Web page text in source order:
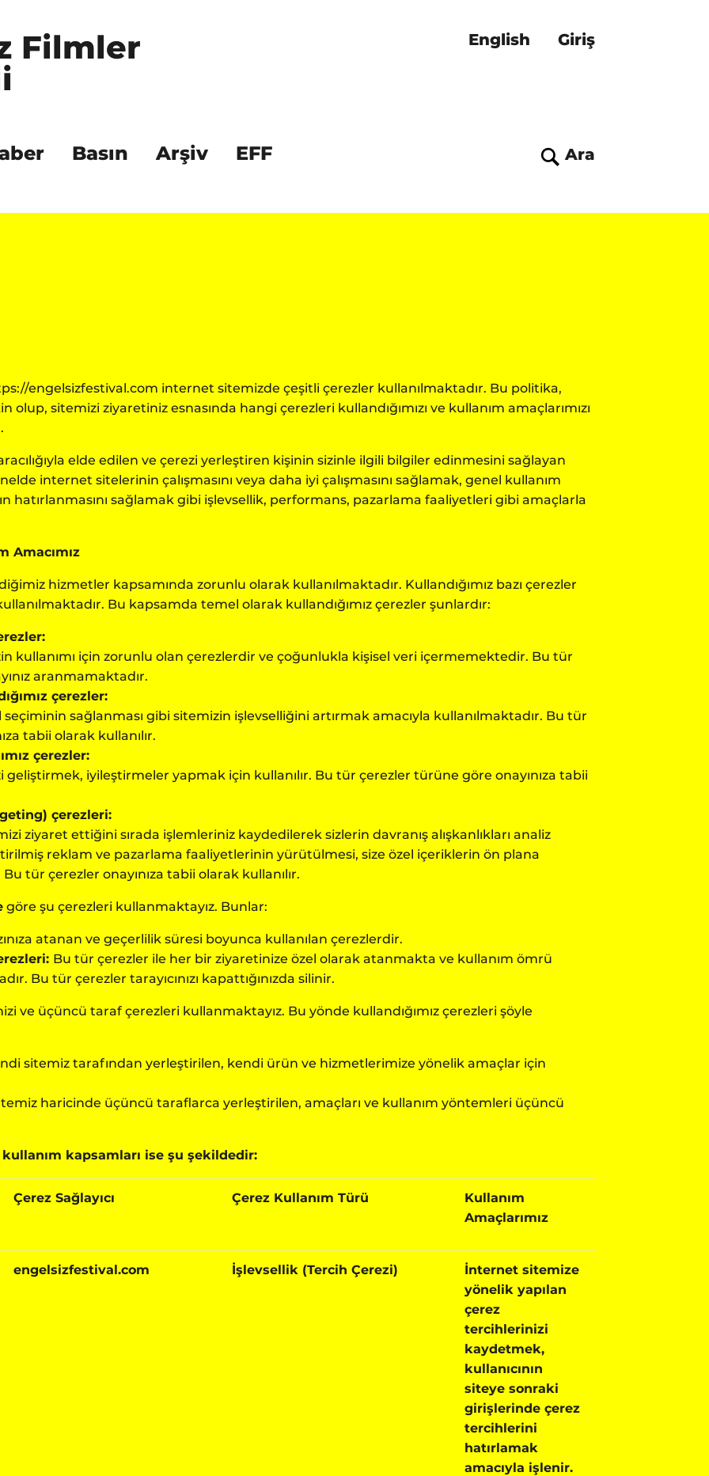
Filmler
Giriş
English
Basın Arşiv EFF Ara
engelsizfestival.com internet sitemizde çeşitli çerezler kullanılmaktadır. Bu politika,
olup, sitemizi ziyaretiniz esnasında hangi çerezleri kullandığımızı ve kullanım amaçlarımızı
elde edilen ve çerezi yerleştiren kişinin sizinle ilgili bilgiler edinmesini sağlayan
internet sitelerinin çalışmasını veya daha iyi çalışmasını sağlamak, genel kullanım
hatırlanmasını sağlamak gibi işlevsellik, performans, pazarlama faaliyetleri gibi amaçlarla
Amacımız
hizmetler kapsamında zorunlu olarak kullanılmaktadır. Kullandığımız bazı çerezler
Bu kapsamda temel olarak kullandığımız çerezler şunlardır:
kullanımı için zorunlu olan çerezlerdir ve çoğunlukla kişisel veri içermemektedir. Bu tür
aranmamaktadır.
çerezler:
sağlanması gibi sitemizin işlevselliğini artırmak amacıyla kullanılmaktadır. Bu tür
tabii olarak kullanılır.
çerezler:
iyileştirmeler yapmak için kullanılır. Bu tür çerezler türüne göre onayınıza tabii
çerezleri:
ziyaret ettiğini sırada işlemleriniz kaydedilerek sizlerin davranış alışkanlıkları analiz
reklam ve pazarlama faaliyetlerinin yürütülmesi, size özel içeriklerin ön plana
Bu tür çerezler onayınıza tabii olarak kullanılır.
göre şu çerezleri kullanmaktayız. Bunlar:
atanan ve geçerlilik süresi boyunca kullanılan çerezlerdir.
Bu tür çerezler ile her bir ziyaretinize özel olarak atanmakta ve kullanım ömrü
Bu tür çerezler tarayıcınızı kapattığınızda silinir.
ve üçüncü taraf çerezleri kullanmaktayız. Bu yönde kullandığımız çerezleri şöyle
sitemiz tarafından yerleştirilen, kendi ürün ve hizmetlerimize yönelik amaçlar için
haricinde üçüncü taraflarca yerleştirilen, amaçları ve kullanım yöntemleri üçüncü
kapsamları ise şu şekildedir:
Çerez Sağlayıcı Çerez Kullanım Türü
Kullanım
Amaçlarımız
engelsizfestival.com İşlevsellik (Tercih Çerezi)
İnternet sitemize
yönelik yapılan
çerez
tercihlerinizi
kaydetmek,
kullanıcının
siteye sonraki
girişlerinde çerez
tercihlerini
hatırlamak
amacıyla işlenir.